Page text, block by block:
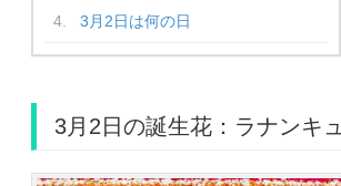
3月2日は何の日
3月2日の誕生花：ラナンキ